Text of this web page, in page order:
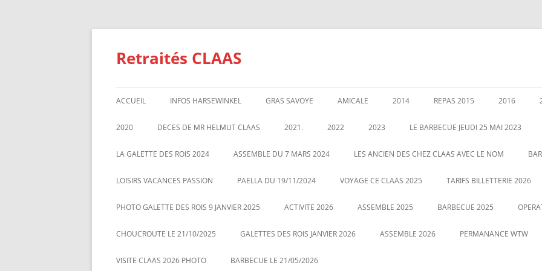
Aller
Retraités CLAAS
ACCUEIL INFOS HARSEWINKEL
ACTIVITE 2025
TARIFS BILLETTERIE AU 01/1/2025
GRAS SAVOYE
LES PERMANENCES GARANTIES AU 1 JANVIER 2020
AMICALE
CRÉATION DE AMICALE
POUR NOUS CONTACTER
2014
ASSEMBLEE 2014
COUSCOUS EN 2014
REPAS 2015 2016
GALETTE
CENTRALE
2020
GALETTE DES ROIS 2020
ASSEMBLÉ DES RETRAITÉS LE 5
DECES DE MR HELMUT CLAAS 2021. 2022
ASSEMBLE 2022
LE 21 MAI 2022 BARBECUE PHOTO
PHOTO POUR AGRANDIR
2023
GALETTE DES ROIS LE 12 JANVIER
LE BARBECUE JEUDI 25 MAI 2023
LA GALETTE DES ROIS 2024 ASSEMBLE DU 7 MARS 2024 LES ANCIEN DES CHEZ CLAAS AVEC LE NOM
LOISIRS VACANCES PASSION PAELLA DU 19/11/2024 VOYAGE CE CLAAS 2025 TARIFS BILLETTERIE 2026
PHOTO GALETTE DES ROIS 9 JANVIER 2025 ACTIVITE 2026 ASSEMBLE 2025 BARBECUE 2025
CHOUCROUTE LE 21/10/2025 GALETTES DES ROIS JANVIER 2026 ASSEMBLE 2026 PERMANANCE WTW
VISITE CLAAS 2026 PHOTO BARBECUE LE 21/05/2026